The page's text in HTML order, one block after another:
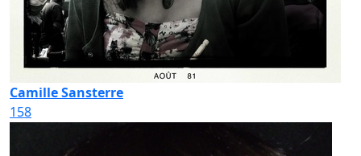
Camille Sansterre
158